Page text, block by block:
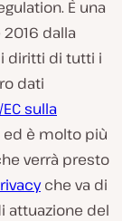
È una
dalla
diritti di tutti i
dati
sulla
ed è molto più
verrà presto
che va di
attuazione del